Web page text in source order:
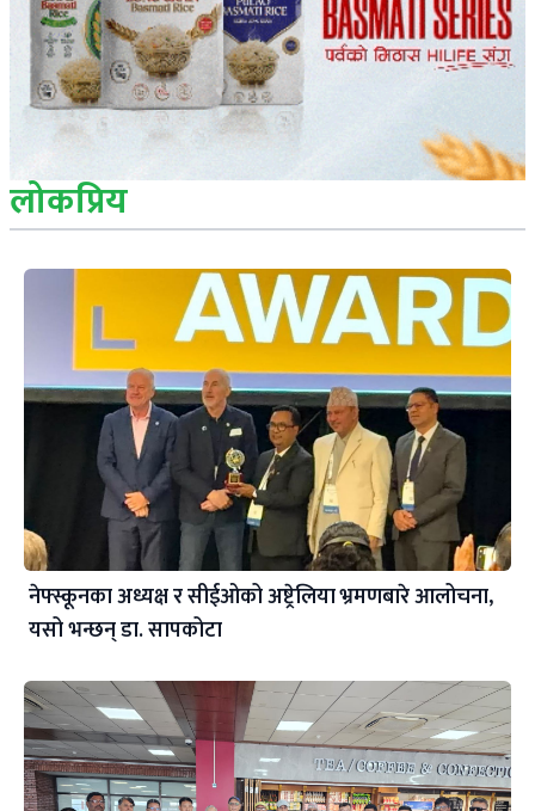
लोकप्रिय
नेफ्स्कूनका अध्यक्ष र सीईओको अष्ट्रेलिया भ्रमणबारे आलोचना,
यसो भन्छन् डा‍. सापकोटा